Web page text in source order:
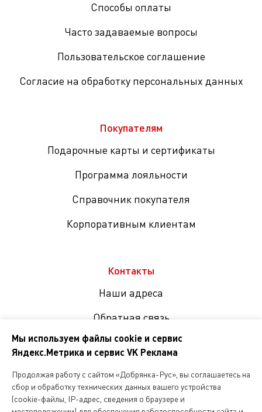
Способы оплаты
Часто задаваемые вопросы
Пользовательское соглашение
Согласие на обработку персональных данных
Покупателям
Подарочные карты и сертификаты
Программа лояльности
Справочник покупателя
Корпоративным клиентам
Контакты
Наши адреса
Обратная связь
соцсетях
Мы используем файлы cookie и сервис
Яндекс.Метрика и сервис VK Реклама
Продолжая работу с сайтом «Добрянка-Рус», вы соглашаетесь на
сбор и обработку технических данных вашего устройства
(cookie-файлы, IP-адрес, сведения о браузере и